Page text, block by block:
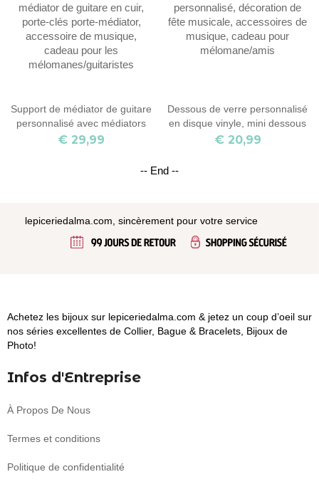
Support de médiator de guitare
personnalisé avec médiators
ciel étoilé, étui de médiator de
€ 29,99
Dessous de verre personnalisé
en disque vinyle, mini dessous
de verre photo personnalisé,
€ 20,99
-- End --
lepiceriedalma.com, sincèrement pour votre service
Achetez les bijoux sur lepiceriedalma.com & jetez un coup d’oeil sur
nos séries excellentes de Collier, Bague & Bracelets, Bijoux de
Photo!
Infos d'Entreprise
À Propos De Nous
Termes et conditions
Politique de confidentialité